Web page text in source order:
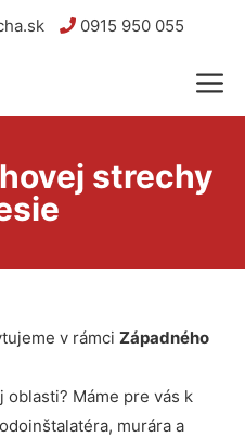
0915 950 055
strechy
v rámci Západného
Máme pre vás k
murára a